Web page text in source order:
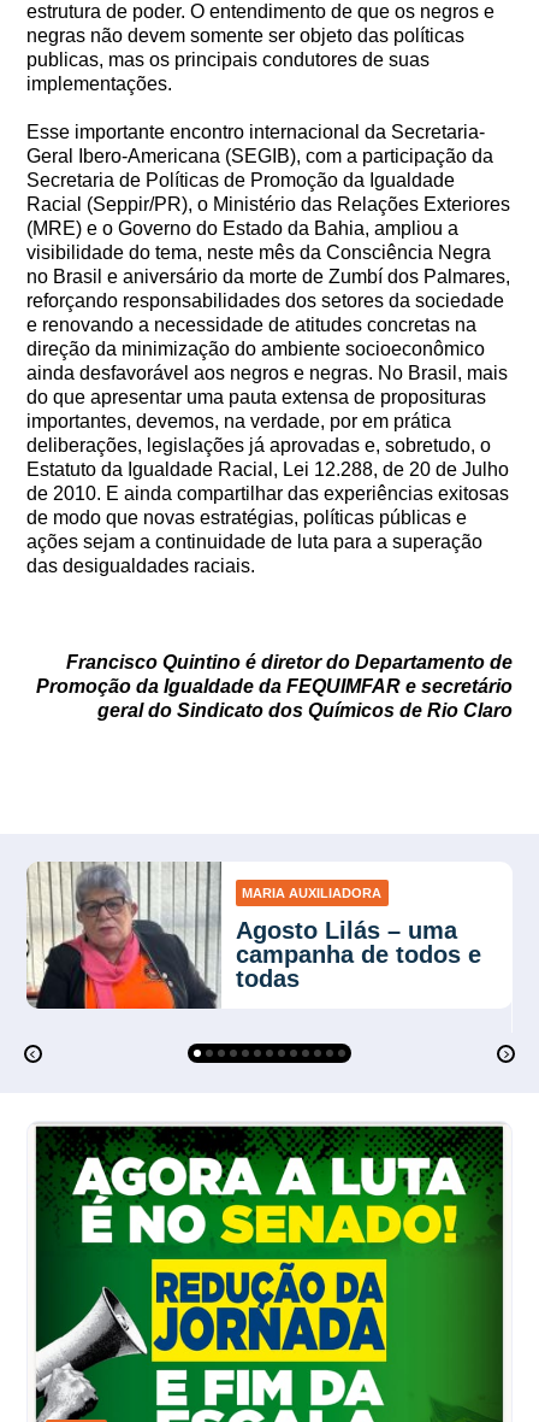
estrutura de poder. O entendimento de que os negros e
negras não devem somente ser objeto das políticas
publicas, mas os principais condutores de suas
implementações.
Esse importante encontro internacional da Secretaria-
Geral Ibero-Americana (SEGIB), com a participação da
Secretaria de Políticas de Promoção da Igualdade
Racial (Seppir/PR), o Ministério das Relações Exteriores
(MRE) e o Governo do Estado da Bahia, ampliou a
visibilidade do tema, neste mês da Consciência Negra
no Brasil e aniversário da morte de Zumbí dos Palmares,
reforçando responsabilidades dos setores da sociedade
e renovando a necessidade de atitudes concretas na
direção da minimização do ambiente socioeconômico
ainda desfavorável aos negros e negras. No Brasil, mais
do que apresentar uma pauta extensa de proposituras
importantes, devemos, na verdade, por em prática
deliberações, legislações já aprovadas e, sobretudo, o
Estatuto da Igualdade Racial, Lei 12.288, de 20 de Julho
de 2010. E ainda compartilhar das experiências exitosas
de modo que novas estratégias, políticas públicas e
ações sejam a continuidade de luta para a superação
das desigualdades raciais.
Francisco Quintino é diretor do Departamento de
Promoção da Igualdade da FEQUIMFAR e secretário
geral do Sindicato dos Químicos de Rio Claro
MARIA AUXILIADORA
Agosto Lilás – uma
campanha de todos e
todas